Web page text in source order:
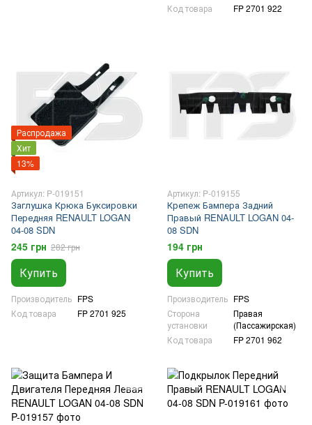
Код товара
FP 2701 922
Распродажа
Хит
13%
Артикул: P-019151
Заглушка Крюка Буксировки
Передняя RENAULT LOGAN
04-08 SDN
245 грн 282 грн
Купить
Производитель FPS
Код товара
FP 2701 925
Артикул: P-019155
Крепеж Бампера Задний
Правый RENAULT LOGAN 04-
08 SDN
194 грн
Купить
Производитель FPS
Сторона
установки
Правая
(Пассажирская)
Код товара
FP 2701 962